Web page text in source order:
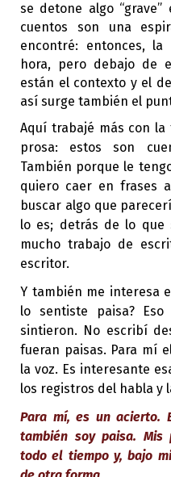
se detone algo
cuentos son una
encontré: entonces,
hora, pero debajo de
están el contexto y el
así surge también el
Aquí trabajé más con
prosa: estos son
También porque le
quiero caer en frases
buscar algo que
lo es; detrás de lo que
mucho trabajo de
escritor.
Y también me interesa
lo sentiste paisa?
sintieron. No escribí
fueran paisas. Para mí
la voz. Es interesante
los registros del habla y
Para mí, es un acierto.
también soy paisa. Mis
todo el tiempo y, bajo